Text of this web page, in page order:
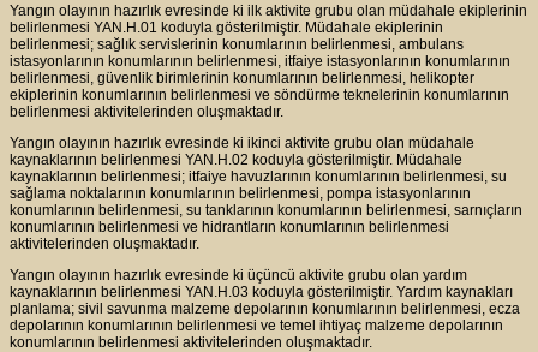
Yangın olayının hazırlık evresinde ki ilk aktivite grubu olan müdahale ekiplerinin
belirlenmesi YAN.H.01 koduyla gösterilmiştir. Müdahale ekiplerinin
belirlenmesi; sağlık servislerinin konumlarının belirlenmesi, ambulans
istasyonlarının konumlarının belirlenmesi, itfaiye istasyonlarının konumlarının
belirlenmesi, güvenlik birimlerinin konumlarının belirlenmesi, helikopter
ekiplerinin konumlarının belirlenmesi ve söndürme teknelerinin konumlarının
belirlenmesi aktivitelerinden oluşmaktadır.
Yangın olayının hazırlık evresinde ki ikinci aktivite grubu olan müdahale
kaynaklarının belirlenmesi YAN.H.02 koduyla gösterilmiştir. Müdahale
kaynaklarının belirlenmesi; itfaiye havuzlarının konumlarının belirlenmesi, su
sağlama noktalarının konumlarının belirlenmesi, pompa istasyonlarının
konumlarının belirlenmesi, su tanklarının konumlarının belirlenmesi, sarnıçların
konumlarının belirlenmesi ve hidrantların konumlarının belirlenmesi
aktivitelerinden oluşmaktadır.
Yangın olayının hazırlık evresinde ki üçüncü aktivite grubu olan yardım
kaynaklarının belirlenmesi YAN.H.03 koduyla gösterilmiştir. Yardım kaynakları
planlama; sivil savunma malzeme depolarının konumlarının belirlenmesi, ecza
depolarının konumlarının belirlenmesi ve temel ihtiyaç malzeme depolarının
konumlarının belirlenmesi aktivitelerinden oluşmaktadır.